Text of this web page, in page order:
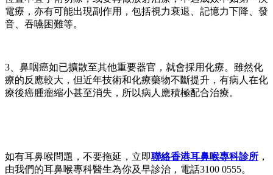
電療，亦有可能出現副作用，包括視力衰退、記憶力下降、發
音、吞嚥困難等。
3、鼻咽癌如已擴散至其他重要器官，就會採用化療。雖然化
療的反應較大，但近年技術和化療藥物不斷提升，有病人在化
療後癌腫瘤縮小甚至消失，所以病人應積極配合治療。
如有耳鼻喉問題，不要拖延，立即聯絡香港耳鼻喉專科診所 ，
由我們的耳鼻喉專科醫生為你及早診治，電話3100 0555。